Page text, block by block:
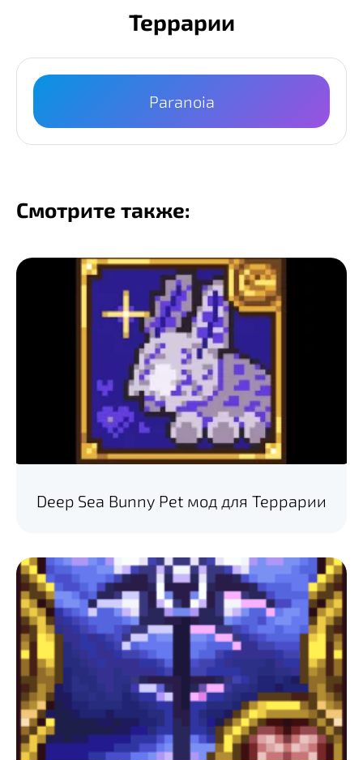
Террарии
Paranoia
Смотрите также:
Deep Sea Bunny Pet мод для Террарии